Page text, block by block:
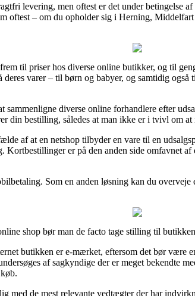
levering, men oftest er det under betingelse
oftest – om du opholder sig i Herning,
til priser hos diverse online butikker, og til
varer – til børn og babyer, og samtidig
diverse online forhandlere efter
din bestilling, således at man ikke er i tvivl om
af at en netshop tilbyder en vare til en
Kortbestillinger er på den anden side omfavnet
Som en anden løsning kan du
shop bør man de facto tage stilling til
butikken er e-mærket, eftersom det bør være
af sagkyndige der er meget bekendte
med de mest relevante vedtægter der har